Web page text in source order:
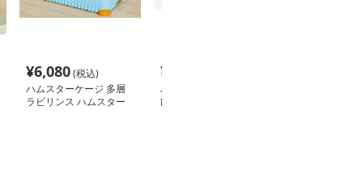
¥6,080(税込)
ハムスターケージ 多層
ラビリンス ハムスター
¥
ハムスターケージ 多機
能ペット快適ハウス